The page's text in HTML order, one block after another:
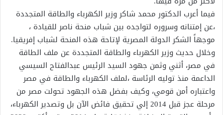
فيما أعرب الدكتور محمد شاكر وزير الكهرباء والطاقة المتجددة
،عن إمتنانه وسروره لتواجده بين شباب منحة ناصر للقيادة ،
موجهاً الشكر الدولة المصرية لإتاحة هذه المنحة لشباب إفريقيا.
وخلال حديث وزير الكهرباء والطاقة المتجددة عن ملف الطاقة
في مصر، أثني وثمن جهود السيد الرئيس عبدالفتاح السيسي
الداعمة منذ توليه الرئاسة ،لملف الكهرباء والطاقة في مصر
واعتباره أمن قومي، وكيف بفضل هذه الجهود تحولت مصر من
مرحلة عجز قبل 2014 إلي تحقيق فائض الآن بل وتصدير الكهرباء،